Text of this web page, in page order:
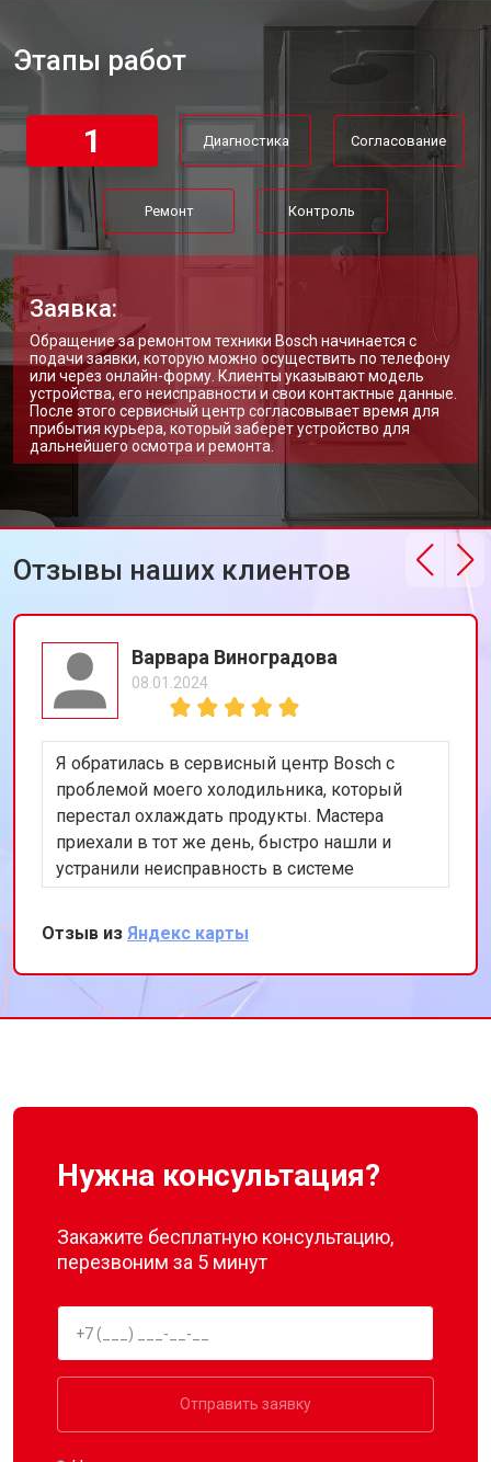
от 5250 ₽ Заказать
Замена платы управления от 3900 ₽
Замена мембраны от 3749 ₽ Заказать
Этапы работ
1 Диагностика Согласование
Ремонт Контроль
Заявка:
Обращение за ремонтом техники Bosch начинается с
подачи заявки, которую можно осуществить по телефону
или через онлайн-форму. Клиенты указывают модель
устройства, его неисправности и свои контактные данные.
После этого сервисный центр согласовывает время для
прибытия курьера, который заберет устройство для
дальнейшего осмотра и ремонта.
Отзывы наших клиентов
Варвара Виноградова
08.01.2024
Я обратилась в сервисный центр Bosch с
проблемой моего холодильника, который
перестал охлаждать продукты. Мастера
приехали в тот же день, быстро нашли и
устранили неисправность в системе
охлаждения. Я очень довольна их
оперативностью и качеством работы.
Спасибо за восстановление моего
холодильника!
Отзыв из Яндекс карты
Нужна консультация?
Закажите бесплатную консультацию,
перезвоним за 5 минут
Отправить заявку